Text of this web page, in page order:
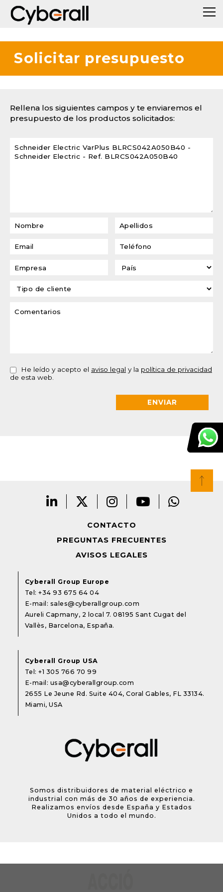
Solicitar presupuesto
Rellena los siguientes campos y te enviaremos el
presupuesto de los productos solicitados:
He leído y acepto el aviso legal y la política de privacidad
de esta web.
CONTACTO
PREGUNTAS FRECUENTES
AVISOS LEGALES
Cyberall Group Europe
Tel:+34 93 675 64 04
E-mail: sales@cyberallgroup.com
Aureli Capmany, 2 local 7. 08195 Sant Cugat del
Vallès, Barcelona, España.
Cyberall Group USA
Tel:+1 305 766 70 99
E-mail: usa@cyberallgroup.com
2655 Le Jeune Rd. Suite 404, Coral Gables, FL 33134.
Miami, USA
Somos distribuidores de material eléctrico e
industrial con más de 30 años de experiencia.
Realizamos envíos desde España y Estados
Unidos a todo el mundo.